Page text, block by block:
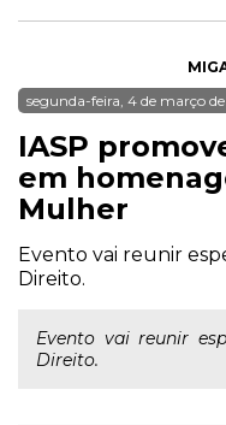
segunda-feira, 4 de março de
IASP
em
Mulher
Evento vai reunir
Direito.
Evento vai reunir
Direito.